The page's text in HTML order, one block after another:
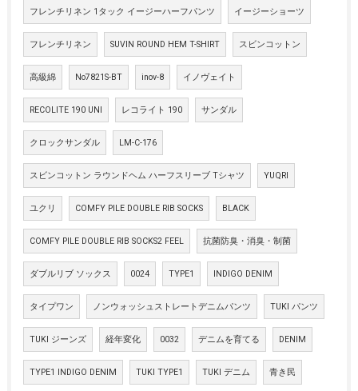
フレンチリネン 1タック イージーハーフパンツ イージーショーツ
フレンチリネン SUVIN ROUND HEM T-SHIRT スビンコットン
高級綿 No7821S-BT inov-8 イノヴェイト
RECOLITE 190 UNI レコライト 190 サンダル
クロックサンダル LM-C-176
スビンコットン ラウンドヘム ハーフスリーブ Tシャツ YUQRI
ユクリ COMFY PILE DOUBLE RIB SOCKS BLACK
COMFY PILE DOUBLE RIB SOCKS2 FEEL 抗菌防臭・消臭・制菌
ダブルリブ ソックス 0024 TYPE1 INDIGO DENIM
タイプワン ノンウォッシュストレートデニムパンツ TUKI パンツ
TUKI ジーンズ 経年変化 0032 デニムを育てる DENIM
TYPE1 INDIGO DENIM TUKI TYPE1 TUKI デニム 青き民